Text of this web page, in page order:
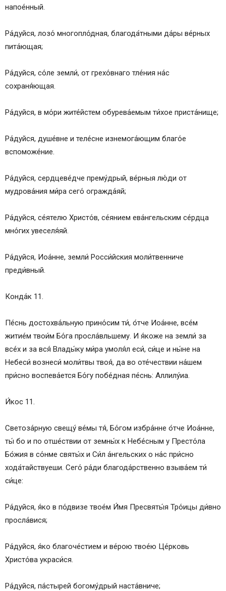
напое́нный.
Ра́дуйся, лозо́ многопло́дная, благода́тными да́ры ве́рных
пита́ющая;
Ра́дуйся, со́ле земли́, от грехо́внаго тле́ния на́с
сохраня́ющая.
Ра́дуйся, в мо́ри жите́йстем обурева́емым ти́хое приста́нище;
Ра́дуйся, душе́вне и теле́сне изнемога́ющим благо́е
вспоможе́ние.
Ра́дуйся, сердцеве́дче прему́дрый, ве́рныя лю́ди от
мудрова́ния ми́ра сего́ огражда́яй;
Ра́дуйся, се́ятелю Христо́в, се́янием ева́нгельским се́рдца
мно́гих увеселя́яй.
Ра́дуйся, Иоа́нне, земли́ Росси́йския моли́твенниче
преди́вный.
Конда́к 11.
Пе́снь достохва́льную прино́сим ти́, о́тче Иоа́нне, все́м
житие́м твои́м Бо́га просла́вльшему. И я́коже на земли́ за
все́х и за вся́ Влады́ку ми́ра умоля́л еси́, си́це и ны́не на
Небеси́ вознеси́ моли́твы твоя́, да во оте́чествии на́шем
при́сно воспева́ется Бо́гу побе́дная пе́снь: Аллилу́иа.
И́кос 11.
Светоза́рную свещу́ ве́мы тя́, Бо́гом избра́нне о́тче Иоа́нне,
ты́ бо и по отше́ствии от земны́х к Небе́сным у Престо́ла
Бо́жия в со́нме святы́х и Си́л а́нгельских о на́с при́сно
хода́тайствуеши. Сего́ ра́ди благода́рственно взыва́ем ти́
си́це:
Ра́дуйся, я́ко в по́двизе твое́м И́мя Пресвяты́я Тро́ицы ди́вно
просла́вися;
Ра́дуйся, я́ко благоче́стием и ве́рою твое́ю Це́рковь
Христо́ва украси́ся.
Ра́дуйся, па́стырей богому́дрый наста́вниче;